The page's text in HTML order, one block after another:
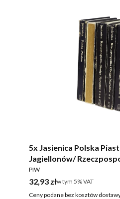
5x Jasienica Polska
Jagiellonów/
Tom 1,2,3
PRODUCENT
PIW
Cena brutto
32,93 złw tym %s VAT
w tym 5%VAT
Ceny podane bez kosztów